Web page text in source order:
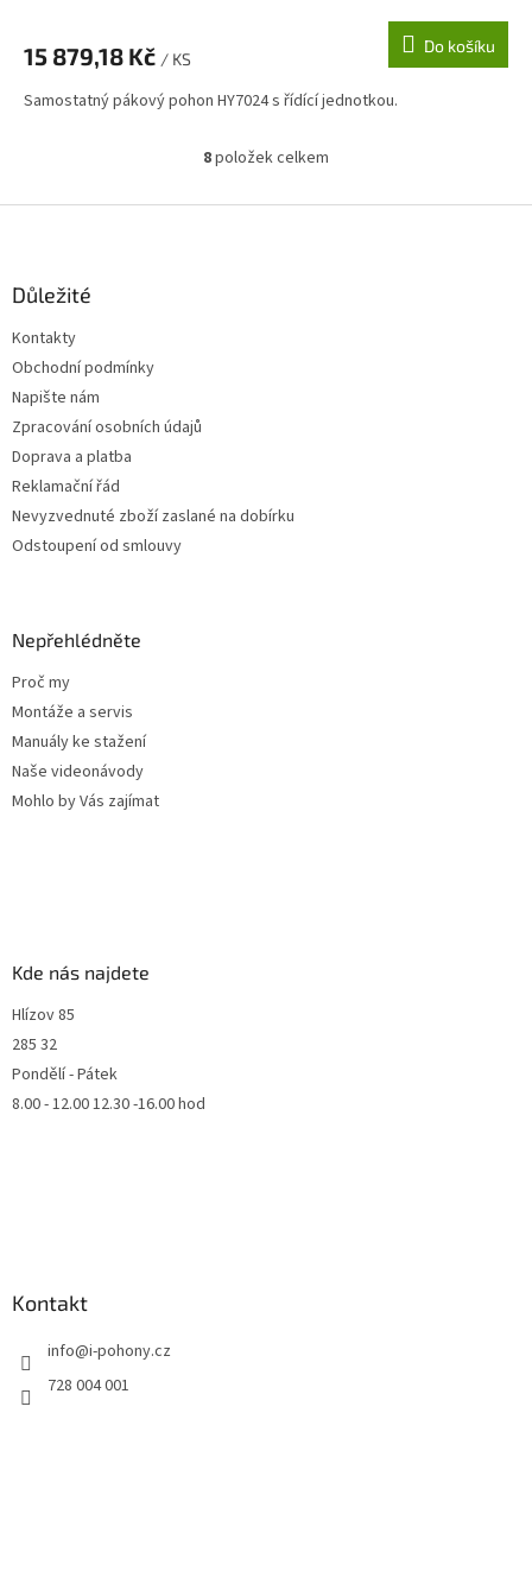
15 879,18 Kč / KS
Do košíku
Samostatný pákový pohon HY7024 s řídící jednotkou.
O
l
p
i
8položek celkem
Důležité
Kontakty
Obchodní podmínky
Napište nám
Zpracování osobních údajů
Doprava a platba
Reklamační řád
Nevyzvednuté zboží zaslané na dobírku
Odstoupení od smlouvy
Nepřehlédněte
Proč my
Montáže a servis
Manuály ke stažení
Naše videonávody
Mohlo by Vás zajímat
Kde nás najdete
Hlízov 85
285 32
Pondělí - Pátek
8.00 - 12.00 12.30 -16.00 hod
Kontakt
info@i-pohony.cz
728 004 001